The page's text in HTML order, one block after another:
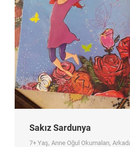
Sakız Sardunya
7+ Yaş, Anne Oğul Okumaları,